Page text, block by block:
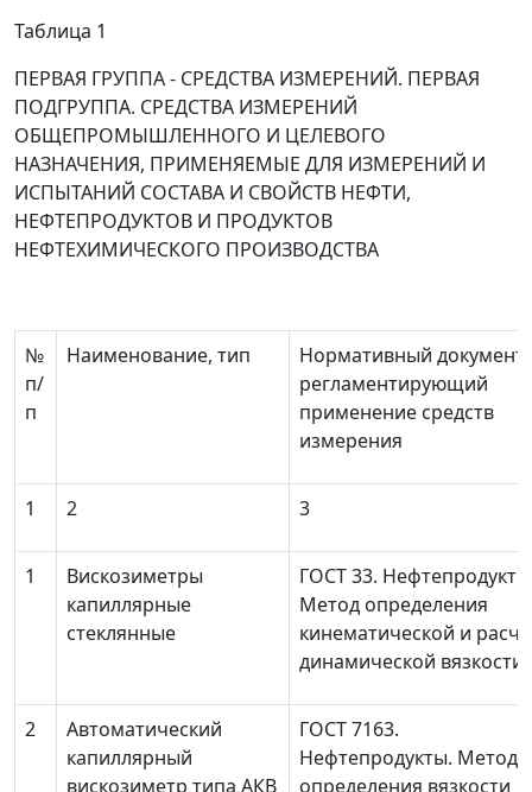
Таблица 1
ПЕРВАЯ ГРУППА - СРЕДСТВА ИЗМЕРЕНИЙ. ПЕРВАЯ
ПОДГРУППА. СРЕДСТВА ИЗМЕРЕНИЙ
ОБЩЕПРОМЫШЛЕННОГО И ЦЕЛЕВОГО
НАЗНАЧЕНИЯ, ПРИМЕНЯЕМЫЕ ДЛЯ ИЗМЕРЕНИЙ И
ИСПЫТАНИЙ СОСТАВА И СВОЙСТВ НЕФТИ,
НЕФТЕПРОДУКТОВ И ПРОДУКТОВ
НЕФТЕХИМИЧЕСКОГО ПРОИЗВОДСТВА
№
п/
п
Наименование, тип
Нормативный документ,
регламентирующий
применение средств
измерения
1 2 3
1
Вискозиметры
капиллярные
стеклянные
ГОСТ 33.
Метод определения
кинематической и
динамической вязкости
2
Автоматический
капиллярный
вискозиметр типа АКВ
ГОСТ 7163.
Нефтепродукты. Метод
определения вязкости